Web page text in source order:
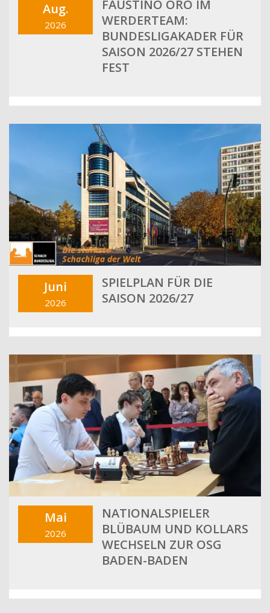
Aug.
2026
FAUSTINO ORO IM
WERDERTEAM:
BUNDESLIGAKADER FÜR
SAISON 2026/27 STEHEN
FEST
Juni
2026
SPIELPLAN FÜR DIE
SAISON 2026/27
Mai
2026
NATIONALSPIELER
BLÜBAUM UND KOLLARS
WECHSELN ZUR OSG
BADEN-BADEN